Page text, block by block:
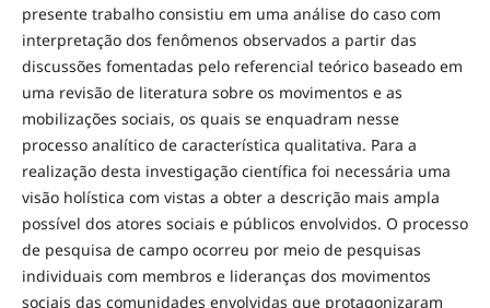
presente trabalho consistiu em uma análise do caso com
interpretação dos fenômenos observados a partir das
discussões fomentadas pelo referencial teórico baseado em
uma revisão de literatura sobre os movimentos e as
mobilizações sociais, os quais se enquadram nesse
processo analítico de característica qualitativa. Para a
realização desta investigação científica foi necessária uma
visão holística com vistas a obter a descrição mais ampla
possível dos atores sociais e públicos envolvidos. O processo
de pesquisa de campo ocorreu por meio de pesquisas
individuais com membros e lideranças dos movimentos
sociais das comunidades envolvidas que protagonizaram